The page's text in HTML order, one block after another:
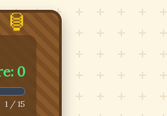
🏮
0
1 / 15